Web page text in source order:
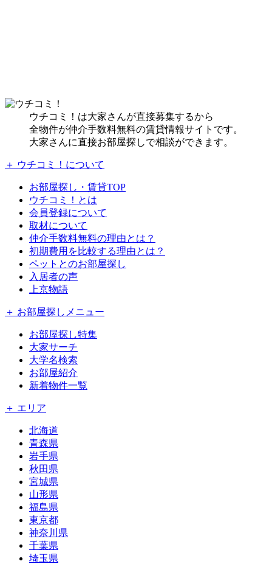
ウチコミ！は大家さんが直接募集するから
全物件が仲介手数料無料の賃貸情報サイトです。
大家さんに直接お部屋探しで相談ができます。
＋ ウチコミ！について
お部屋探し・賃貸TOP
ウチコミ！とは
会員登録について
取材について
仲介手数料無料の理由とは？
初期費用を比較する理由とは？
ペットとのお部屋探し
入居者の声
上京物語
＋ お部屋探しメニュー
お部屋探し特集
大家サーチ
大学名検索
お部屋紹介
新着物件一覧
＋ エリア
北海道
青森県
岩手県
秋田県
宮城県
山形県
福島県
東京都
神奈川県
千葉県
埼玉県